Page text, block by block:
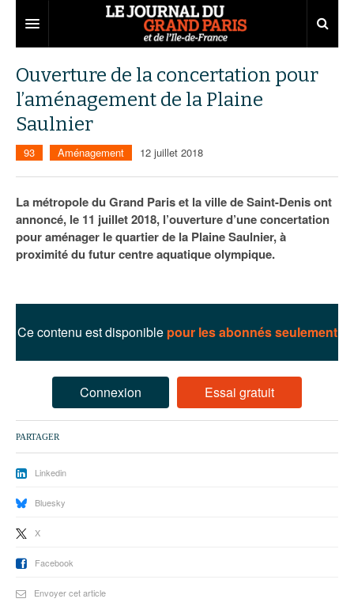
Territoires
Aménagement
Collectivités
Services urbains
Entreprises
Développement économique
Attractivité
Innovation
Départements
77
78
95
Nominations
Portraits
Les Assises du Grand Paris
Éditions précédentes
Le podcast
Ouverture de la concertation pour
l’aménagement de la Plaine
Saulnier
93 Aménagement 12 juillet 2018
La métropole du Grand Paris et la ville de Saint-Denis ont
annoncé, le 11 juillet 2018, l’ouverture d’une concertation
pour aménager le quartier de la Plaine Saulnier, à
proximité du futur centre aquatique olympique.
Ce contenu est disponible pour les abonnés seulement
Connexion Essai gratuit
PARTAGER
Linkedin
Bluesky
X
Facebook
Envoyer cet article